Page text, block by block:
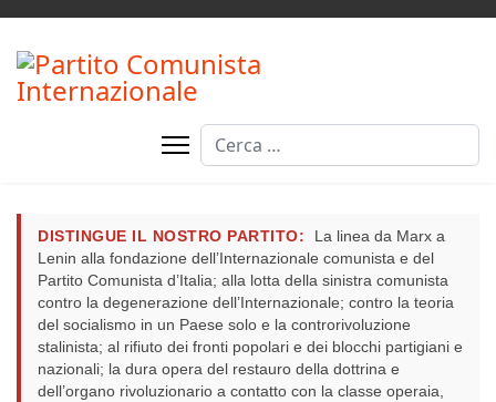
Cerca
DISTINGUE IL NOSTRO PARTITO:
La linea da Marx a
Lenin alla fondazione dell’Internazionale comunista e del
Partito Comunista d’Italia; alla lotta della sinistra comunista
contro la degenerazione dell’Internazionale; contro la teoria
del socialismo in un Paese solo e la controrivoluzione
stalinista; al rifiuto dei fronti popolari e dei blocchi partigiani e
nazionali; la dura opera del restauro della dottrina e
dell’organo rivoluzionario a contatto con la classe operaia,